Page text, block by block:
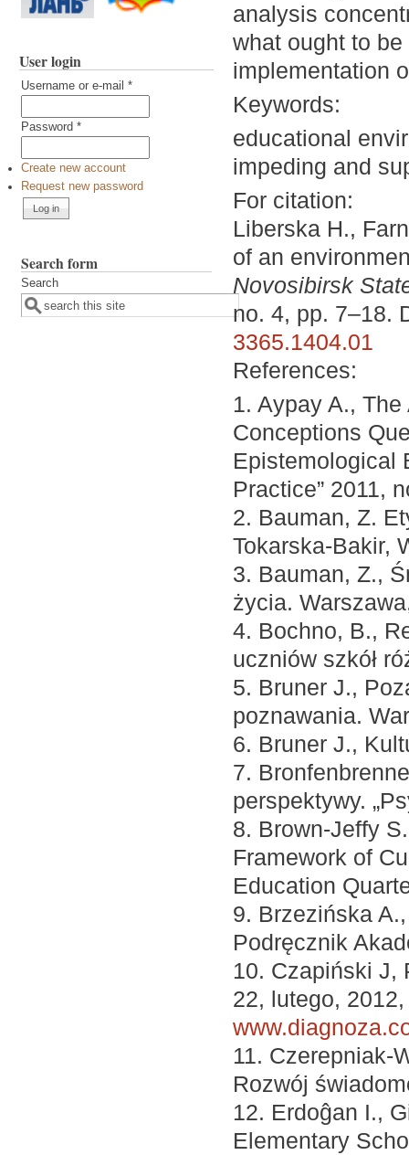
User login
Username or e-mail *
Password *
Create new account
Request new password
Search form
Search
analysis
what ought to
implementation
Keywords:
educational
impeding and
For citation:
Liberska H.,
of an
Novosibirsk
no. 4, pp. 7–18.
3365.1404.01
References:
1. Aypay A.,
Conceptions
Epistemological
Practice” 2011,
2. Bauman, Z.
Tokarska-Bakir,
3. Bauman, Z.,
życia.
4. Bochno, B.,
uczniów szkół
5. Bruner J.,
poznawania.
6. Bruner J.,
7.
perspektywy.
8. Brown-Jeffy
Framework of
Education
9. Brzezińska
Podręcznik
10. Czapiński J,
22, lutego, 2012,
11. Czerepniak-
Rozwój
12. Erdoĝan I.,
Elementary